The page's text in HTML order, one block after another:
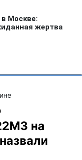
на